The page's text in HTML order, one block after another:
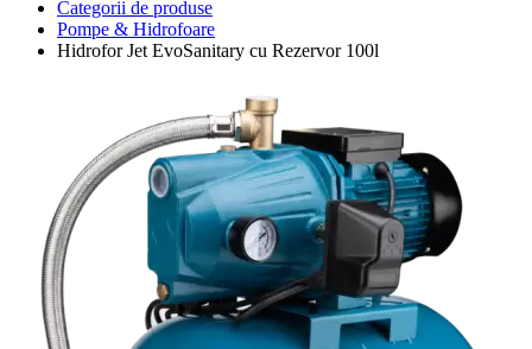
Categorii de produse
Pompe & Hidrofoare
Hidrofor Jet EvoSanitary cu Rezervor 100l